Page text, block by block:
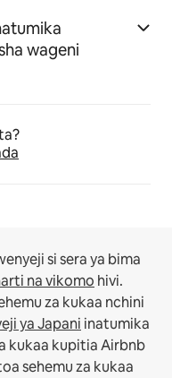
wageni
si sera ya bima
na vikomo hivi.
za kukaa nchini
ya Japani inatumika
kukaa kupitia Airbnb
sehemu za kukaa